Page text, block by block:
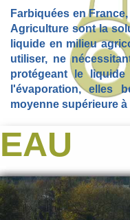
Farbiquées en
Agriculture sont la
liquide en milieu
utiliser, ne
protégeant le
l'évaporation, elles
moyenne supérieure à
EAU